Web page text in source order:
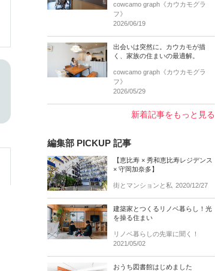
cowcamo graph《カウカモグラ
フ》
2026/06/19
出会いは突然に。カウカモが描
く、家族の住まいの最適解。
cowcamo graph《カウカモグラ
フ》
2026/05/29
新着記事をもっと見る
編集部 PICKUP 記事
【恵比寿 × 秀和恵比寿レジデンス
× 守岡加奈多】
街とマンションと私 2020/12/27
建築家とつくるリノベ暮らし！光
を操る住まい
リノベ暮らしの先輩に聞く！
2021/05/02
おうち図書館はじめました